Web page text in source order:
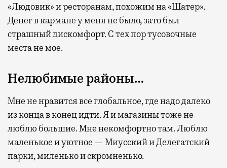
«Людовик» и ресторанам, похожим на «Шатер».
Денег в кармане у меня не было, зато был
страшный дискомфорт. С тех пор тусовочные
места не мое.
Нелюбимые районы…
Мне не нравится все глобальное, где надо далеко
из конца в конец идти. Я и магазины тоже не
люблю большие. Мне некомфортно там. Люблю
маленькое и уютное — Миусский и Делегатский
парки, миленько и скромненько.